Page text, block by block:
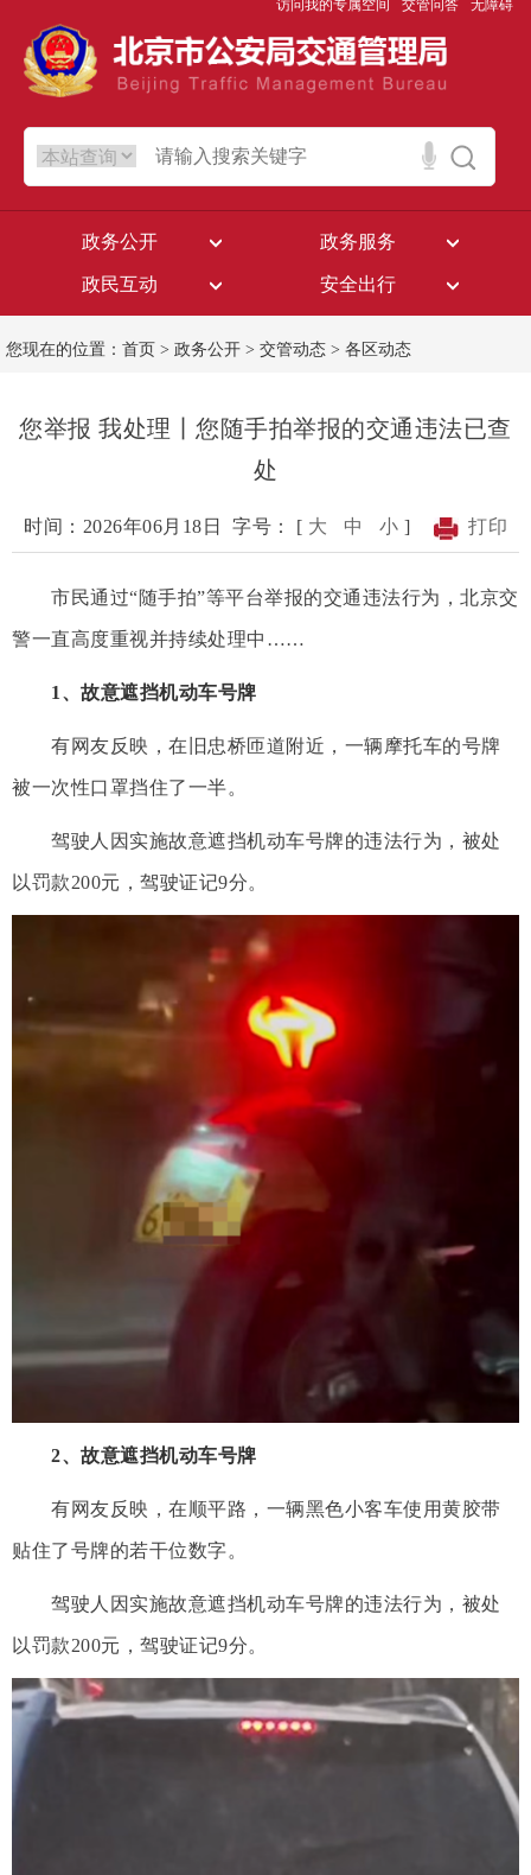
访问我的专属空间 交管问答 无障碍
政务公开 政务服务
政民互动 安全出行
您现在的位置： 首页 > 政务公开 > 交管动态 > 各区动态
您举报 我处理丨您随手拍举报的交通违法已查
处
时间：2026年06月18日 字号： [ 大 中 小 ] 打印
市民通过“随手拍”等平台举报的交通违法行为，北京交
警一直高度重视并持续处理中……
1、故意遮挡机动车号牌
有网友反映，在旧忠桥匝道附近，一辆摩托车的号牌
被一次性口罩挡住了一半。
驾驶人因实施故意遮挡机动车号牌的违法行为，被处
以罚款200元，驾驶证记9分。
2、故意遮挡机动车号牌
有网友反映，在顺平路，一辆黑色小客车使用黄胶带
贴住了号牌的若干位数字。
驾驶人因实施故意遮挡机动车号牌的违法行为，被处
以罚款200元，驾驶证记9分。